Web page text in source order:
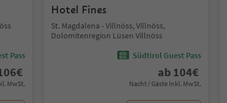
Pass
€
MwSt.
Hotel Fines
St. Magdalena - Villnöss, Villnöss,
Dolomitenregion Lüsen Villnöss
Südtirol Guest Pass
ab 104€
Nacht / Gäste Inkl. MwSt.